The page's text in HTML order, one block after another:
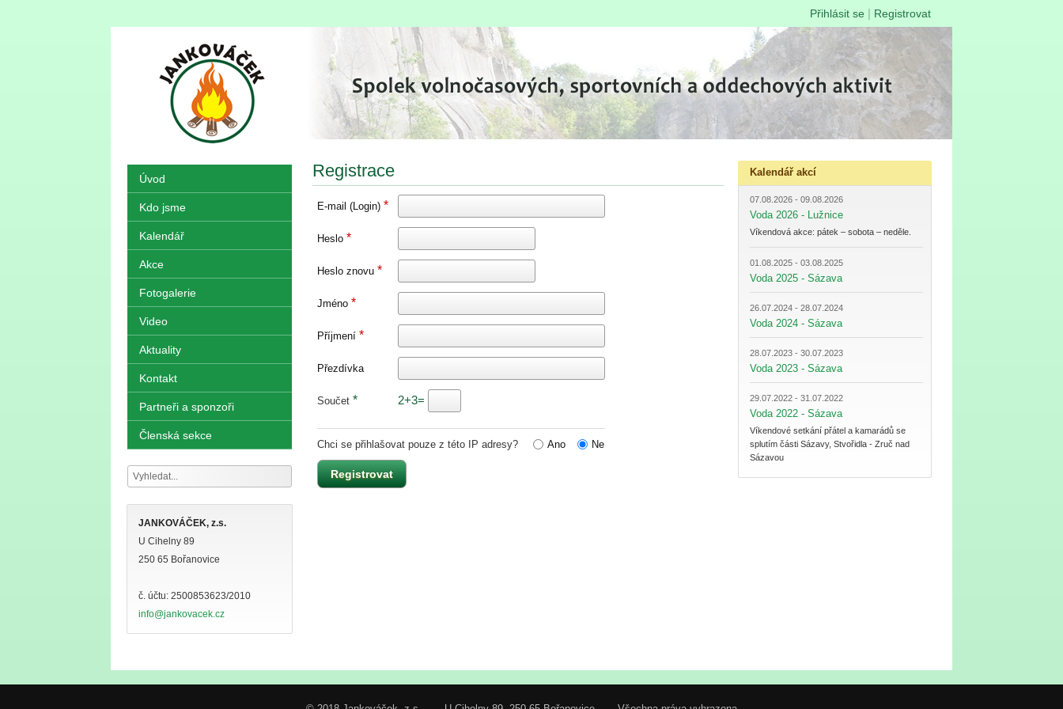
Přihlásit se | Registrovat
Úvod
Kdo jsme
Kalendář
Akce
Fotogalerie
Video
Aktuality
Kontakt
Partneři a sponzoři
Členská sekce
JANKOVÁČEK, z.s.
U Cihelny 89
250 65 Bořanovice
č. účtu: 2500853623/2010
info@jankovacek.cz
Kalendář akcí
07.08.2026 - 09.08.2026
Voda 2026 - Lužnice
Víkendová akce: pátek – sobota – neděle.
01.08.2025 - 03.08.2025
Voda 2025 - Sázava
26.07.2024 - 28.07.2024
Voda 2024 - Sázava
28.07.2023 - 30.07.2023
Voda 2023 - Sázava
29.07.2022 - 31.07.2022
Voda 2022 - Sázava
Víkendové setkání přátel a kamarádů se
splutím části Sázavy, Stvořidla - Zruč nad
Sázavou
Registrace
E-mail (Login) *
Heslo *
Heslo znovu *
Jméno *
Příjmení *
Přezdívka
Součet * 2+3=
Chci se přihlašovat pouze z této IP adresy? Ano Ne